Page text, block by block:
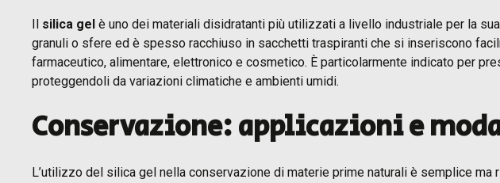
Il silica gel è uno dei materiali disidratanti più utilizzati a livello industriale per la
granuli o sfere ed è spesso racchiuso in sacchetti traspiranti che si inseriscono
farmaceutico, alimentare, elettronico e cosmetico. È particolarmente indicato per
proteggendoli da variazioni climatiche e ambienti umidi.
Conservazione: applicazioni e
L’utilizzo del silica gel nella conservazione di materie prime naturali è semplice